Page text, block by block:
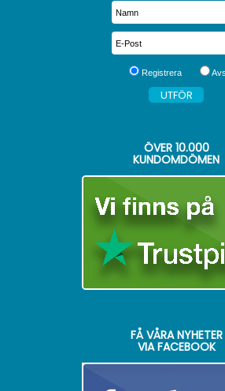
Registrera
ÖVER 10.000
KUNDOMDÖMEN
FÅ VÅRA NYHETER
VIA FACEBOOK